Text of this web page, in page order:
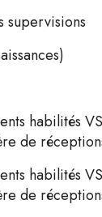
supervisions
habilités
de
habilités
de